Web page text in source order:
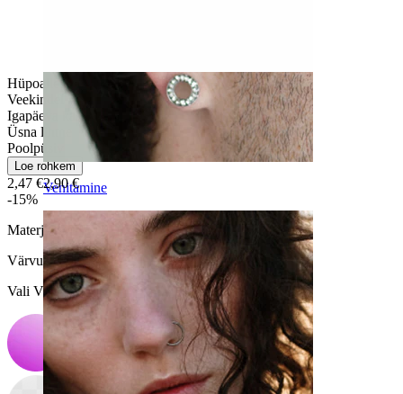
Venitamine
Hüpoallergeenne
Veekindel
Igapäeva kasutus
Üsna lihtne
Poolpüsiv
Loe rohkem
2,47 €2,90 €
-15%
Materjal:
Värvus :
Vali Värvus